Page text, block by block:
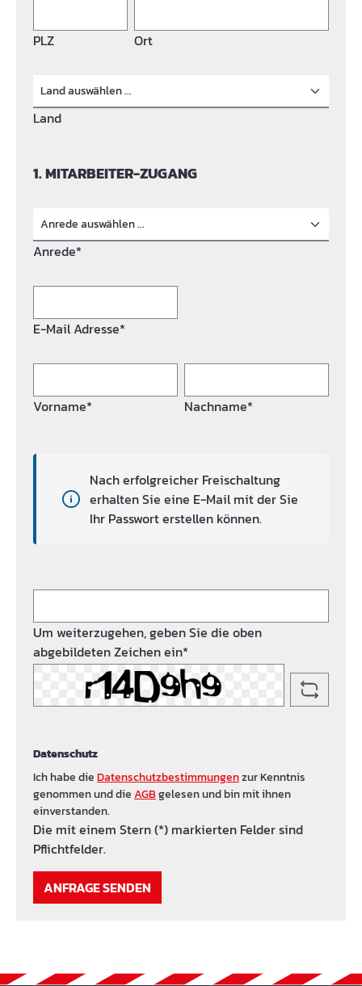
PLZ Ort
Land
1. MITARBEITER-ZUGANG
Anrede*
E-Mail Adresse*
Vorname* Nachname*
Nach erfolgreicher Freischaltung
erhalten Sie eine E-Mail mit der Sie
Ihr Passwort erstellen können.
Um weiterzugehen, geben Sie die oben
abgebildeten Zeichen ein*
Datenschutz
Ich habe dieDatenschutzbestimmungenzur Kenntnis
genommen und dieAGBgelesen und bin mit ihnen
einverstanden.
Die mit einem Stern (*) markierten Felder sind
Pflichtfelder.
ANFRAGE SENDEN